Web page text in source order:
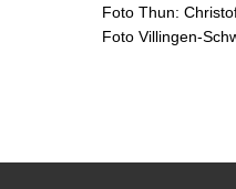
Foto Thun:
Foto Villingen-